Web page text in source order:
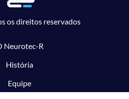
os direitos reservados
Neurotec-R
História
Equipe